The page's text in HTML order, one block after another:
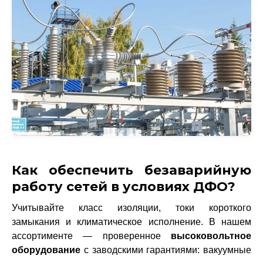
Как обеспечить безаварийную
работу сетей в условиях ДФО?
Учитывайте класс изоляции, токи короткого
замыкания и климатическое исполнение. В нашем
ассортименте — проверенное высоковольтное
оборудование с заводскими гарантиями: вакуумные